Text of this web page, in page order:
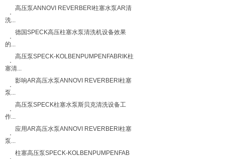
高压泵ANNOVI REVERBERI柱塞水泵AR清
洗...
德国SPECK高压柱塞水泵清洗机设备效果
的...
高压泵SPECK-KOLBENPUMPENFABRIK柱
塞清...
影响AR高压水泵ANNOVI REVERBERI柱塞
泵...
高压泵SPECK柱塞水泵斯贝克清洗设备工
作...
应用AR高压水泵ANNOVI REVERBERI柱塞
泵...
柱塞高压泵SPECK-KOLBENPUMPENFAB